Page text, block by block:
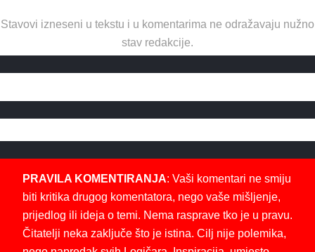
Stavovi izneseni u tekstu i u komentarima ne odražavaju nužno
stav redakcije.
PRAVILA KOMENTIRANJA: Vaši komentari ne smiju
biti kritika drugog komentatora, nego vaše mišljenje,
prijedlog ili ideja o temi. Nema rasprave tko je u pravu.
Čitatelji neka zaključe što je istina. Cilj nije polemika,